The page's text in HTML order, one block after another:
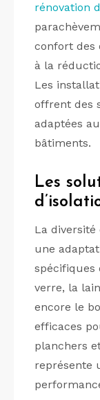
rénovation
confort des
à la
Les
offrent des
adaptées
bâtiments.
Les
La
une
spécifiques
verre, la
encore le
efficaces
planchers
représente